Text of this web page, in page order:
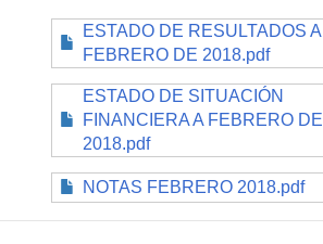
ESTADO DE RESULTADOS A
FEBRERO DE 2018.pdf
ESTADO DE SITUACIÓN
FINANCIERA A FEBRERO DE
2018.pdf
NOTAS FEBRERO 2018.pdf